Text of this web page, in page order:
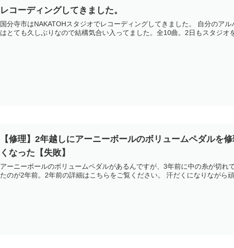
レコーディングしてきました。
国分寺市はNAKATOHスタジオでレコーディングしてきました。 自分のア
はとても久しぶりなので結構気合い入ってました。全10曲。2日もスタジオ
【修理】2年越しにアーニーボールのボリュームペダルを
くなった【失敗】
アーニーボールのボリュームペダルがあるんですが、3年前に中の糸が切れ
たのが2年前。2年前の詳細はこちらをご覧ください。 汗だくになりながら